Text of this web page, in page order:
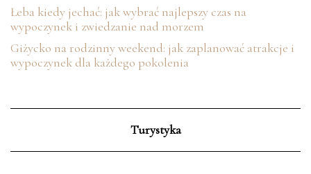
Łeba kiedy jechać: jak wybrać najlepszy czas na
wypoczynek i zwiedzanie nad morzem
Giżycko na rodzinny weekend: jak zaplanować atrakcje i
wypoczynek dla każdego pokolenia
Turystyka